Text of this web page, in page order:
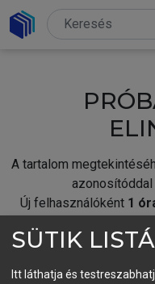
A tartalom
azonosítóddal
Új felhasználóként 1
fiókoddal,
SÜTIK
Itt láthatja és